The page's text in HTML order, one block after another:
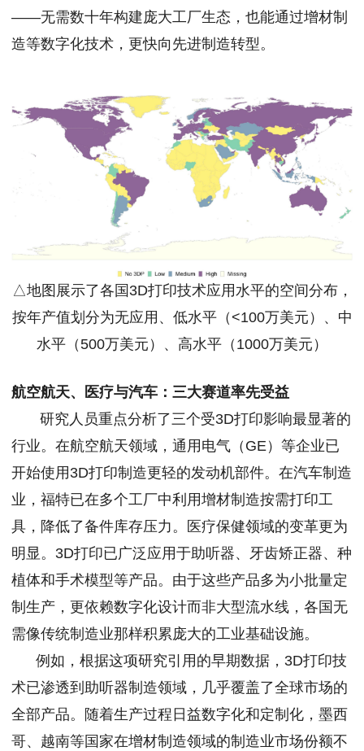
——无需数十年构建庞大工厂生态，也能通过增材制
造等数字化技术，更快向先进制造转型。
△地图展示了各国3D打印技术应用水平的空间分布，
按年产值划分为无应用、低水平（<100万美元）、中
水平（500万美元）、高水平（1000万美元）
航空航天、医疗与汽车：三大赛道率先受益
研究人员重点分析了三个受3D打印影响最显著的
行业。在航空航天领域，通用电气（GE）等企业已
开始使用3D打印制造更轻的发动机部件。在汽车制造
业，福特已在多个工厂中利用增材制造按需打印工
具，降低了备件库存压力。医疗保健领域的变革更为
明显。3D打印已广泛应用于助听器、牙齿矫正器、种
植体和手术模型等产品。由于这些产品多为小批量定
制生产，更依赖数字化设计而非大型流水线，各国无
需像传统制造业那样积累庞大的工业基础设施。
例如，根据这项研究引用的早期数据，3D打印技
术已渗透到助听器制造领域，几乎覆盖了全球市场的
全部产品。随着生产过程日益数字化和定制化，墨西
哥、越南等国家在增材制造领域的制造业市场份额不